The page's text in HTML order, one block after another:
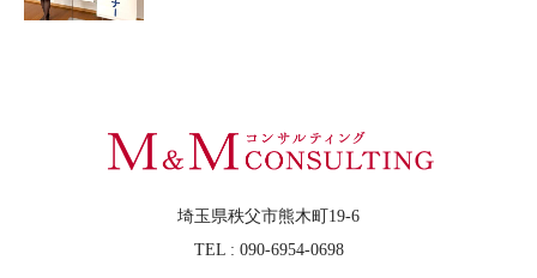
埼玉県秩父市熊木町19-6
TEL : 090-6954-0698